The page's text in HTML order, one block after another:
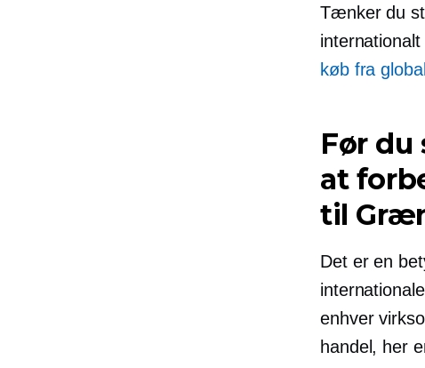
Tænker du
køb fra
Før
at
til
Det er en
enhver
handel, her